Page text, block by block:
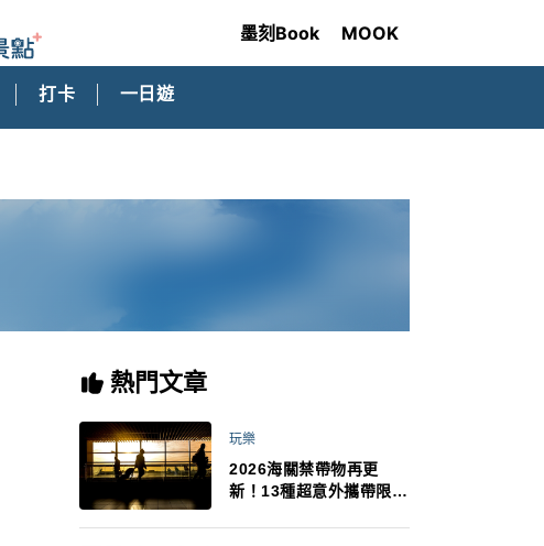
墨刻Book MOOK
打卡 一日遊
熱門文章
玩樂
2026海關禁帶物再更
新！13種超意外攜帶限